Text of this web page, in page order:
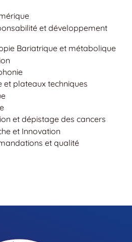
et développement
Bariatrique et métabolique
et plateaux techniques
et dépistage des cancers
et Innovation
et qualité